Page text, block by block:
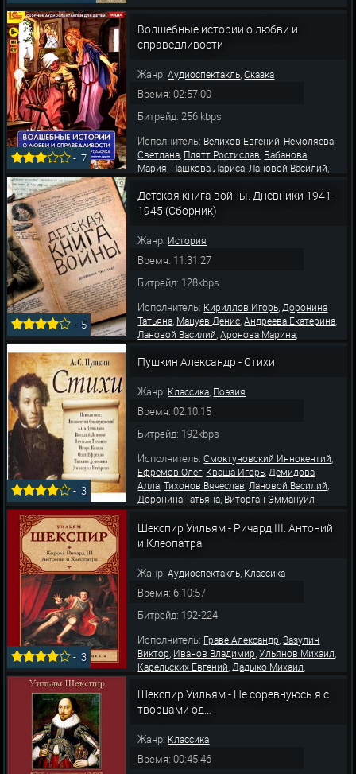
-7
Волшебные истории о любви и
справедливости
Жанр:Аудиоспектакль,Сказка
Время: 02:57:00
Битрейд: 256 kbps
Исполнитель: Велихов Евгений, Немоляева
Светлана, Плятт Ростислав, Бабанова
Мария, Пашкова Лариса,Лановой Василий,
Свербилова Г.,Островский Г.,Драчева Вера,
Мурсалова М.,Макарова Наталья
- 5
Детская книга войны. Дневники 1941-
1945 (Сборник)
Жанр: История
Время: 11:31:27
Битрейд: 128kbps
Исполнитель: Кириллов Игорь,Доронина
Татьяна, Мацуев Денис,Андреева Екатерина,
Лановой Василий,Аронова Марина,
Татьяна,Рутберг Юлия,Познер Владимир
Роднина Ирина, Михалков Никита
-3
Пушкин Александр - Стихи
Жанр: Классика, Поэзия
Время: 02:10:15
Битрейд: 192kbps
Исполнитель:Смоктуновский Иннокентий,
Ефремов Олег, Кваша Игорь,Демидова
Алла,Тихонов Вячеслав,Лановой Василий,
Доронина Татьяна, Виторган Эммануил
-3
Шекспир Уильям - Ричард III. Антоний
и Клеопатра
Жанр:Аудиоспектакль, Классика
Время: 6:10:57
Битрейд: 192-224
Исполнитель: Граве Александр,Зазулин
Виктор, Иванов Владимир,Ульянов Михаил,
Карельских Евгений,Дадыко Михаил,
Парфаньяк Алла,Форостенко Олег,
Борисова Юлия
Алекса
Шекспир Уильям - Не соревнуюсь я с
творцами од…
Жанр: Классика
Время: 00:45:46